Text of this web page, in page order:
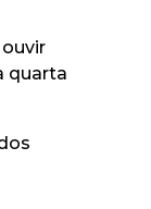
quarta